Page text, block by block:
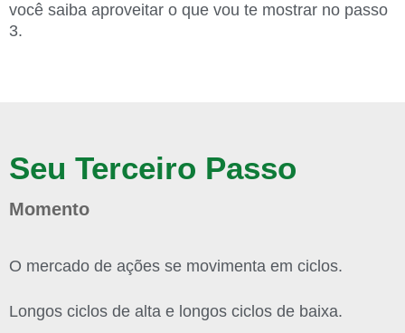
você saiba aproveitar o que vou te mostrar no passo
3.
Seu Terceiro Passo
Momento
O mercado de ações se movimenta em ciclos.
Longos ciclos de alta e longos ciclos de baixa.